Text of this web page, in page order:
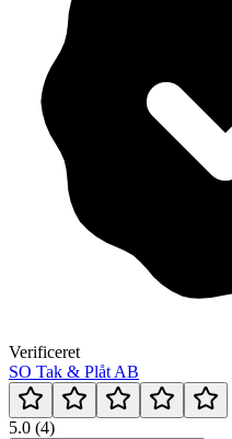
Verificeret
SO Tak & Plåt AB
5.0 (4)